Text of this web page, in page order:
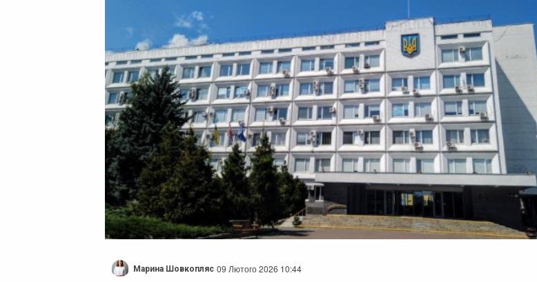
Марина Шовкопляс 09 Лютого 2026 10:44